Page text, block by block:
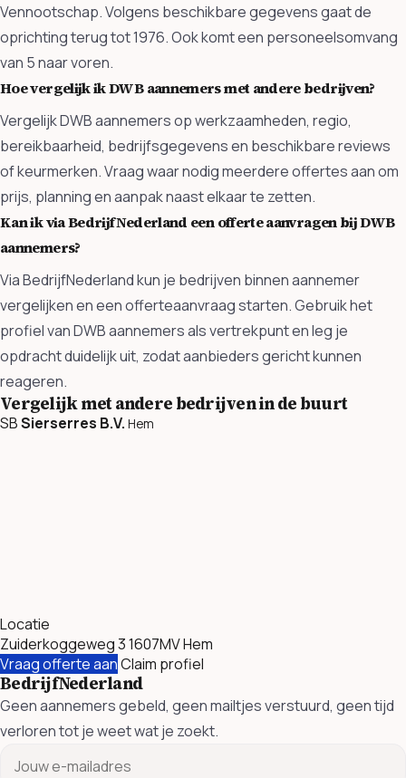
Vennootschap. Volgens beschikbare gegevens gaat de
oprichting terug tot 1976. Ook komt een personeelsomvang
van 5 naar voren.
Hoe vergelijk ik DWB aannemers met andere bedrijven?
Vergelijk DWB aannemers op werkzaamheden, regio,
bereikbaarheid, bedrijfsgegevens en beschikbare reviews
of keurmerken. Vraag waar nodig meerdere offertes aan om
prijs, planning en aanpak naast elkaar te zetten.
Kan ik via BedrijfNederland een offerte aanvragen bij DWB
aannemers?
Via BedrijfNederland kun je bedrijven binnen aannemer
vergelijken en een offerteaanvraag starten. Gebruik het
profiel van DWB aannemers als vertrekpunt en leg je
opdracht duidelijk uit, zodat aanbieders gericht kunnen
reageren.
Vergelijk met andere bedrijven in de buurt
SBSierserres B.V. Hem
Locatie
Zuiderkoggeweg 3 1607MV Hem
Vraag offerte aanClaim profiel
BedrijfNederland
Geen aannemers gebeld, geen mailtjes verstuurd, geen tijd
verloren tot je weet wat je zoekt.